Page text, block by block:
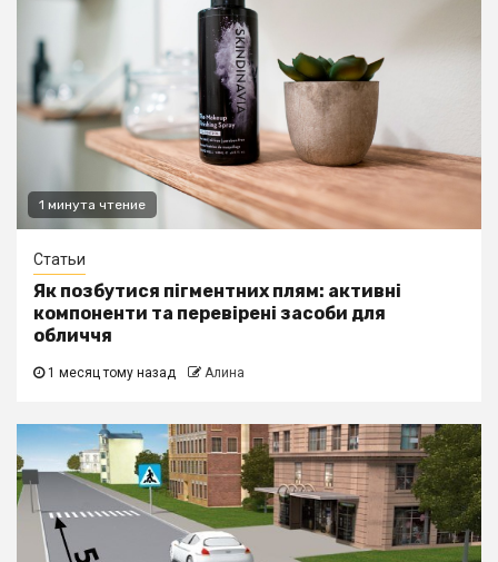
1 минута чтение
Статьи
Як позбутися пігментних плям: активні
компоненти та перевірені засоби для
обличчя
1 месяц тому назад Алина